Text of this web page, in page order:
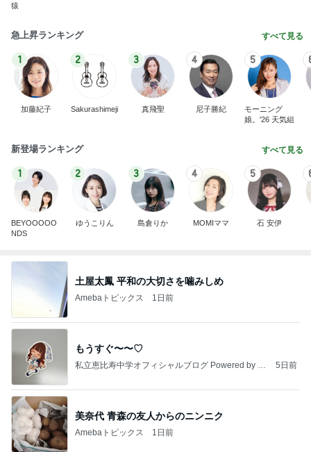
猿
急上昇ランキング すべて見る
1
加藤紀子
2
Sakurashimeji
3
真飛聖
4
尼子勝紀
5
モーニング
娘。'26 天気組
新登場ランキング すべて見る
1
BEYOOOOO
NDS
2
ゆうこりん
3
島倉りか
4
MOMIママ
5
石 安伊
土屋太鳳 平和の大切さを噛みしめ
Amebaトピックス 1日前
もうすぐ〜〜♡
私立恵比寿中学オフィシャルブログ Powered by A
5日前
美奈代 青森の友人からのニンニク
Amebaトピックス 1日前